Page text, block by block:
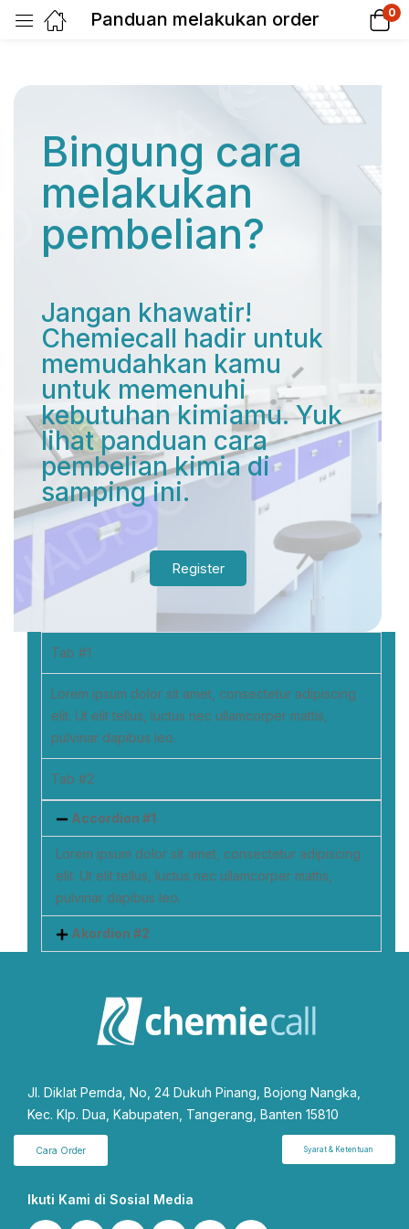
Panduan melakukan order 0
Bingung cara
melakukan
pembelian?
Jangan khawatir!
Chemiecall hadir untuk
memudahkan kamu
untuk memenuhi
kebutuhan kimiamu. Yuk
lihat panduan cara
pembelian kimia di
samping ini.
Register
Tab #1
Lorem ipsum dolor sit amet, consectetur adipiscing
elit. Ut elit tellus, luctus nec ullamcorper mattis,
pulvinar dapibus leo.
Tab #2
Accordion #1
Lorem ipsum dolor sit amet, consectetur adipiscing
elit. Ut elit tellus, luctus nec ullamcorper mattis,
pulvinar dapibus leo.
Akordion #2
Jl. Diklat Pemda, No, 24 Dukuh Pinang, Bojong Nangka,
Kec. Klp. Dua, Kabupaten, Tangerang, Banten 15810
Cara Order Syarat & Ketentuan
Ikuti Kami di Sosial Media